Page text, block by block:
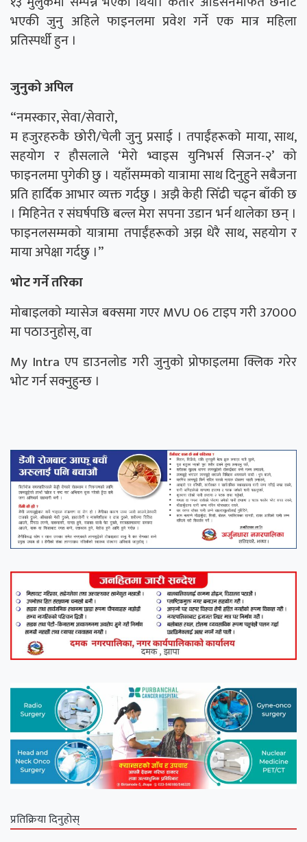
भएकी जुनु अहिले फाइनलमा प्रवेश गर्ने एक मात्र महिला
प्रतिस्पर्धी हुन ।
जुनुको अपिल
“नमस्कार, सेवा/सेवारो,
म हजुरहरुकै छोरी/चेली जुनु प्रसाई । तपाईंहरूको माया, साथ,
सहयोग र हौसलाले ‘मेरो भ्वाइस युनिभर्स सिजन-२’ को
फाइनलमा पुगेकी छु । यहाँसम्मको यात्रामा साथ दिनुहुने सबैजना
प्रति हार्दिक आभार व्यक्त गर्दछु । अझै केही सिँढी चढ्न बाँकी छ
। मिहिनेत र संघर्षपछि बल्ल मेरा सपना उडान भर्न थालेका छन् ।
फाइनलसम्मको यात्रामा तपाईंहरूको अझ धेरै साथ, सहयोग र
माया अपेक्षा गर्दछु ।”
भोट गर्ने तरिका
मोबाइलको म्यासेज बक्समा गएर MVU 06 टाइप गरी 37000
मा पठाउनुहोस्, वा
My Intra एप डाउनलोड गरी जुनुको प्रोफाइलमा क्लिक गरेर
भोट गर्न सक्नुहुन्छ ।
प्रतिक्रिया दिनुहोस्